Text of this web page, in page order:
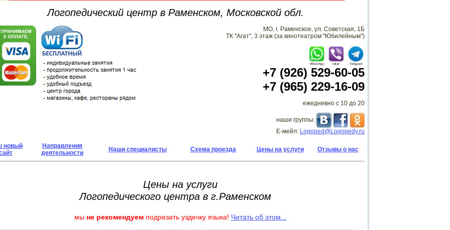
Логопедический центр в Раменском, Московской обл.
МО, г. Раменское, ул. Советская, 1Б
ТК "Агат", 3 этаж (за кинотеатром "Юбилейным")
+7 (926) 529-60-05
+7 (965) 229-16-09
ежедневно с 10 до 20
наши группы:
Е-мейл: Logoped@Logopedy.ru
новый
Направления
деятельности
Наши специалисты Схема проезда Цены на услуги Отзывы о нас
Цены на услуги
Логопедического центра в г.Раменском
мы не рекомендуемподрезать уздечку языка! Читать об этом...